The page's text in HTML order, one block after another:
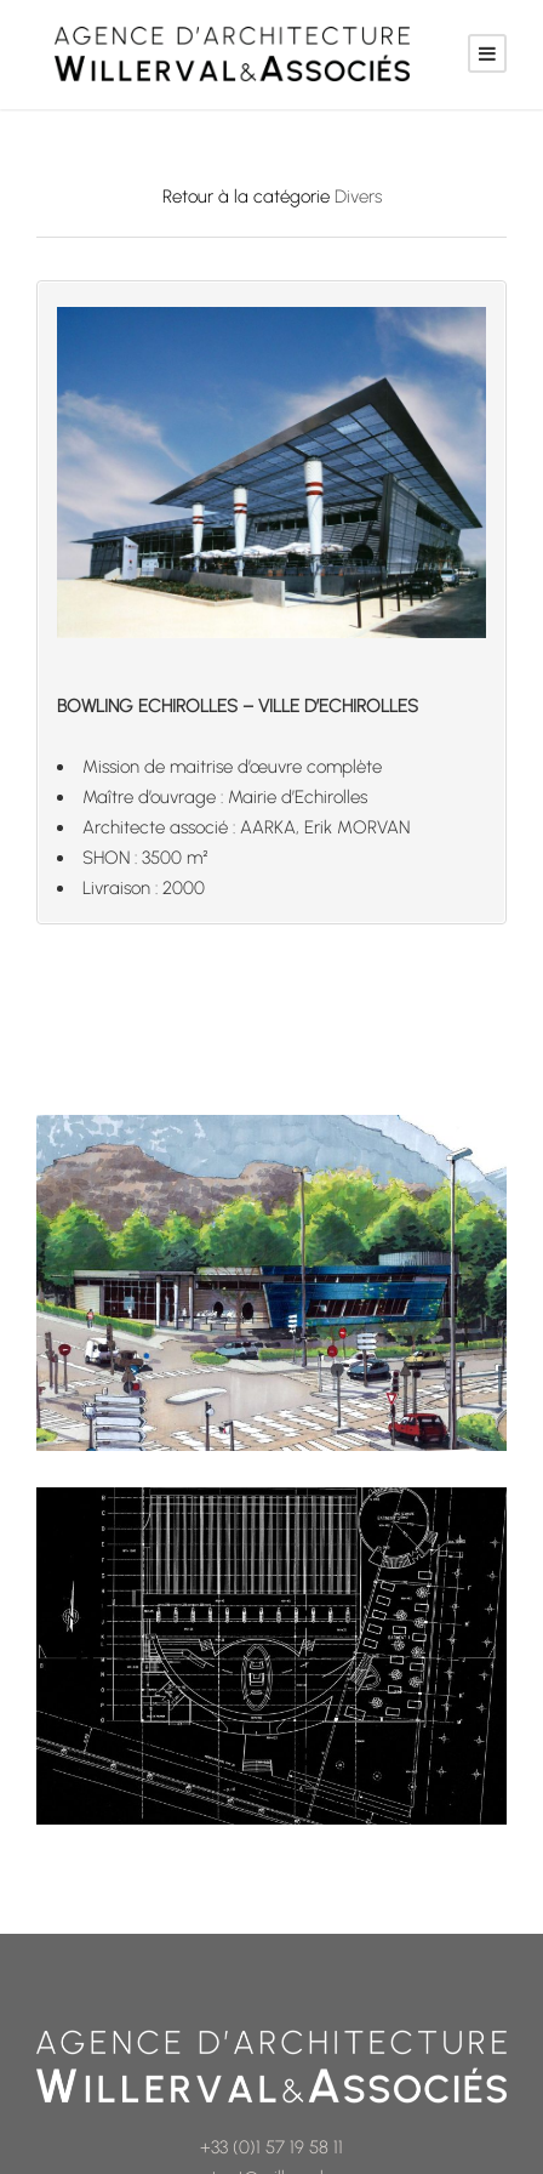
Retour à la catégorie Divers
BOWLING ECHIROLLES – VILLE D’ECHIROLLES
Mission de maitrise d’œuvre complète
Maître d’ouvrage : Mairie d’Echirolles
Architecte associé : AARKA, Erik MORVAN
SHON : 3500 m²
Livraison : 2000
+33 (0)1 57 19 58 11